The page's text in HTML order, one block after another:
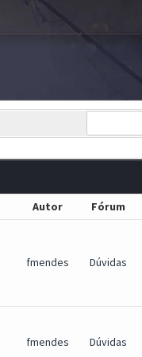
Autor Fórum
fmendes Dúvidas
fmendes Dúvidas